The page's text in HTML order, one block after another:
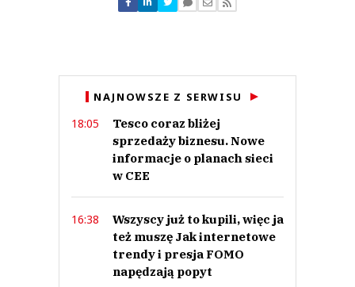
28.05.2020 / 19:13
This comment was minimized by the moderator on the site
Teraz widać, że te wszystkie postulaty miały sens i poparcie w
rzeczywistości.
Artem
Odpowiedz
0
NAJNOWSZE Z SERWISU
18:05
Tesco coraz bliżej
sprzedaży biznesu. Nowe
informacje o planach sieci
w CEE
16:38
Wszyscy już to kupili, więc ja
też muszę Jak internetowe
trendy i presja FOMO
napędzają popyt